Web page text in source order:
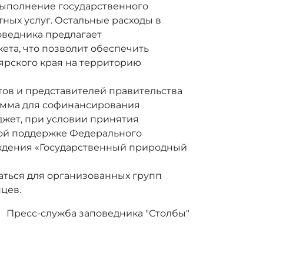
государственного
услуг. Остальные расходы в
предлагает
что позволит обеспечить
края на территорию
и представителей правительства
для софинансирования
при условии принятия
поддержке Федерального
«Государственный природный
для организованных групп
Пресс-служба заповедника "Столбы"